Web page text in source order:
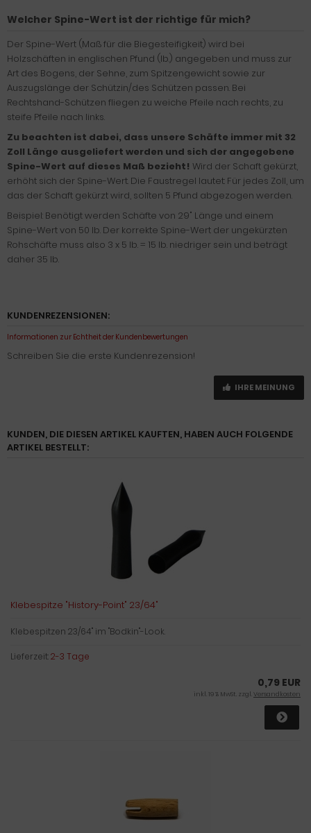
Welcher Spine-Wert ist der richtige für mich?
Der Spine-Wert (Maß für die Biegesteifigkeit) wird bei
Holzschäften in englischen Pfund (lb.) angegeben und muss zur
Art des Bogens, der Sehne, zum Spitzengewicht sowie zur
Auszugslänge der Schützin/des Schützen passen. Bei
Rechtshand-Schützen fliegen zu weiche Pfeile nach rechts, zu
steife Pfeile nach links.
Zu beachten ist dabei, dass unsere Schäfte immer mit 32
Zoll Länge ausgeliefert werden und sich der angegebene
Spine-Wert auf dieses Maß bezieht! Wird der Schaft gekürzt,
erhöht sich der Spine-Wert. Die Faustregel lautet: Für jedes Zoll, um
das der Schaft gekürzt wird, sollten 5 Pfund abgezogen werden.
Beispiel: Benötigt werden Schäfte von 29" Länge und einem
Spine-Wert von 50 lb. Der korrekte Spine-Wert der ungekürzten
Rohschäfte muss also 3 x 5 lb. = 15 lb. niedriger sein und beträgt
daher 35 lb.
KUNDENREZENSIONEN:
Informationen zur Echtheit der Kundenbewertungen
Schreiben Sie die erste Kundenrezension!
IHRE MEINUNG
KUNDEN, DIE DIESEN ARTIKEL KAUFTEN, HABEN AUCH FOLGENDE
ARTIKEL BESTELLT:
Klebespitze "History-Point" 23/64"
Klebespitzen 23/64" im "Bodkin"-Look.
Lieferzeit:2-3 Tage
0,79 EUR
inkl. 19 % MwSt. zzgl.Versandkosten